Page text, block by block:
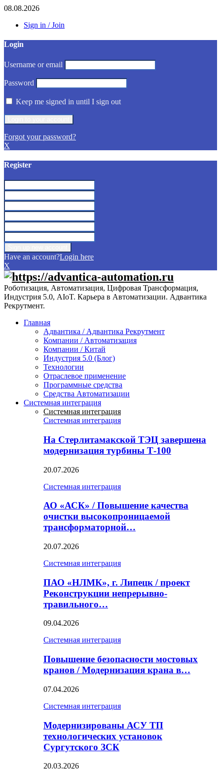
08.08.2026
Sign in / Join
Login
Username or email
Password
Keep me signed in until I sign out
Forgot your password?
X
Register
Have an account?Login here
X
Роботизация, Автоматизация, Цифровая Трансформация,
Индустрия 5.0, AIoT. Карьера в Автоматизации. Адвантика
Рекрутмент.
Главная
Адвантика / Адвантика Рекрутмент
Компании / Автоматизация
Компании / Китай
Индустрия 5.0 (Блог)
Технологии
Отраслевое применение
Программные средства
Средства Автоматизации
Системная интеграция
Системная интеграция
Системная интеграция
На Стерлитамакской ТЭЦ завершена
модернизация турбины Т-100
20.07.2026
Системная интеграция
АО «АСК» / Повышение качества
очистки высокопроницаемой
трансформаторной…
20.07.2026
Системная интеграция
ПАО «НЛМК», г. Липецк / проект
Реконструкции непрерывно-
травильного…
09.04.2026
Системная интеграция
Повышение безопасности мостовых
кранов / Модернизация крана в…
07.04.2026
Системная интеграция
Модернизированы АСУ ТП
технологических установок
Сургутского ЗСК
20.03.2026